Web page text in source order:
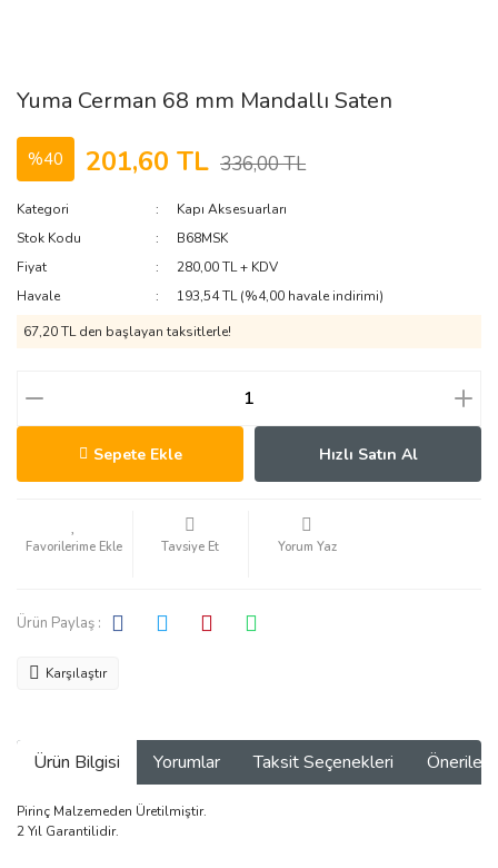
Yuma Cerman 68 mm Mandallı Saten
%40 201,60 TL 336,00 TL
Kategori
Kapı Aksesuarları
Stok Kodu
B68MSK
Fiyat
280,00 TL + KDV
Havale
193,54 TL (%4,00 havale indirimi)
67,20 TL den başlayan taksitlerle!
Sepete Ekle Hızlı Satın Al
Tavsiye Et Yorum Yaz
Ürün Paylaş :
Karşılaştır
Ürün Bilgisi Yorumlar Taksit Seçenekleri
Pirinç Malzemeden Üretilmiştir.
2 Yıl Garantilidir.